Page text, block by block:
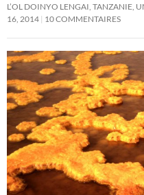
L’OL DOINYO LENGAI, TANZANIE,
16, 2014 10 COMMENTAIRES